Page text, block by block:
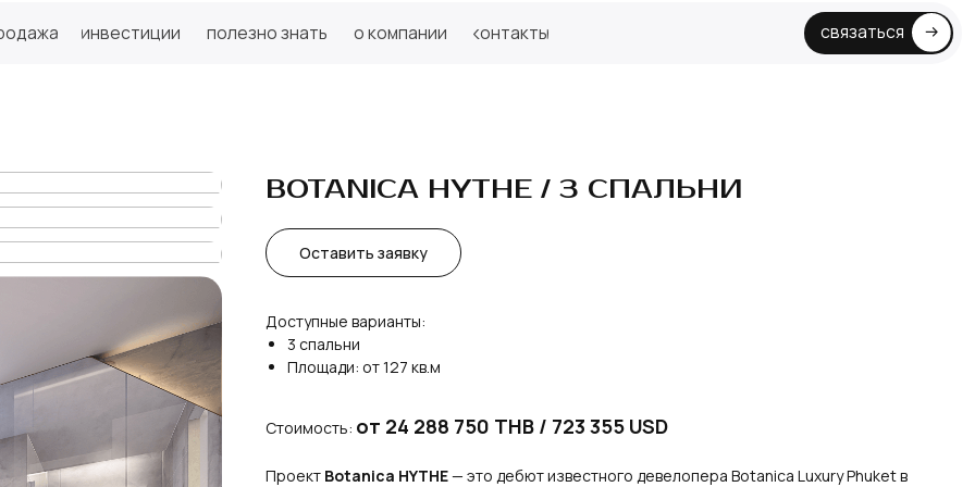
контакты
полезно знать о компании
инвестиции контакты
полезно знать о компании
инвестиции
BOTANICA HYTHE / 3 СПАЛЬНИ
Оставить заявку
Доступные варианты:
3 спальни
Площади: от 127 кв.м
Стоимость: от 24 288 750 THB / 723 355 USD
Проект Botanica HYTHE— это дебют известного девелопера Botanica Luxury Phuket в